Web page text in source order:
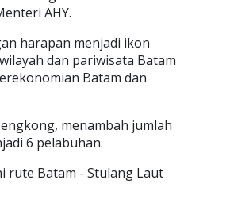
AHY.
harapan menjadi ikon
dan pariwisata Batam
Batam dan
menambah jumlah
6 pelabuhan.
rute Batam - Stulang Laut